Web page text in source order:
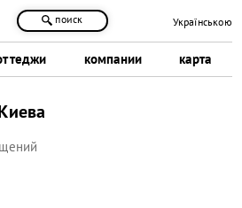
компании карта
поиск Українською